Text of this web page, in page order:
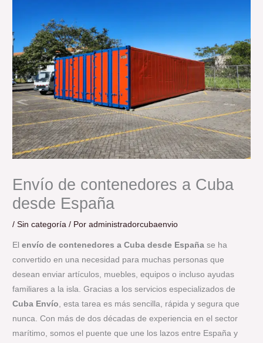
Envío de contenedores a Cuba
desde España
/Sin categoría / Poradministradorcubaenvio
Elenvío de contenedores a Cuba desde España se ha
convertido en una necesidad para muchas personas que
desean enviar artículos, muebles, equipos o incluso ayudas
familiares a la isla. Gracias a los servicios especializados de
Cuba Envío, esta tarea es más sencilla, rápida y segura que
nunca. Con más de dos décadas de experiencia en el sector
marítimo, somos el puente que une los lazos entre España y